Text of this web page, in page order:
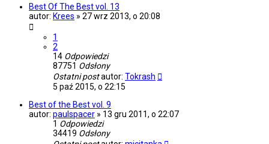
Best Of The Best vol. 13
autor: Krees » 27 wrz 2013, o 20:08
1
2
14 Odpowiedzi
87751 Odsłony
Ostatni postautor: Tokrash
5 paź 2015, o 22:15
Best of the Best vol. 9
autor: paulspacer » 13 gru 2011, o 22:07
1 Odpowiedzi
34419 Odsłony